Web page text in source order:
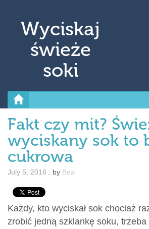
Wyciskaj
świeże
soki
Fakt czy mit?
wyciskany sok to
cukrowa
July 5, 2016 by Bea
Każdy, kto wyciskał sok chociaż
zrobić jedną szklankę soku,